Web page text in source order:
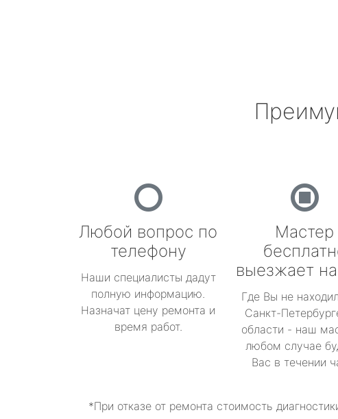
Любой вопрос по
телефону
Наши специалисты дадут
полную информацию.
Назначат цену ремонта и
время работ.
Мастер
выезжает
Где Вы не
Санкт-
области - наш
любом случае
Вас в течении
*При отказе от ремонта стоимость